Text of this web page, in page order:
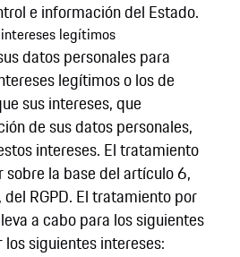
e información del Estado.
legítimos
datos personales para
legítimos o los de
sus intereses, que
de sus datos personales,
intereses. El tratamiento
la base del artículo 6,
RGPD. El tratamiento por
a cabo para los siguientes
siguientes intereses: